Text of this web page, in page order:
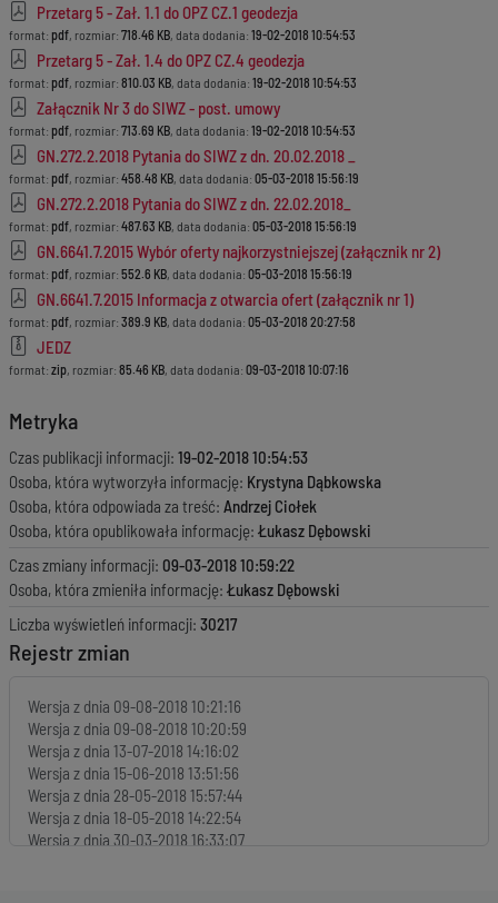
Przetarg 5 - Zał. 1.1 do OPZ CZ.1 geodezja
format: pdf, rozmiar: 718.46 KB, data dodania: 19-02-2018 10:54:53
Przetarg 5 - Zał. 1.4 do OPZ CZ.4 geodezja
format: pdf, rozmiar: 810.03 KB, data dodania: 19-02-2018 10:54:53
Załącznik Nr 3 do SIWZ - post. umowy
format: pdf, rozmiar: 713.69 KB, data dodania: 19-02-2018 10:54:53
GN.272.2.2018 Pytania do SIWZ z dn. 20.02.2018 _
format: pdf, rozmiar: 458.48 KB, data dodania: 05-03-2018 15:56:19
GN.272.2.2018 Pytania do SIWZ z dn. 22.02.2018_
format: pdf, rozmiar: 487.63 KB, data dodania: 05-03-2018 15:56:19
GN.6641.7.2015 Wybór oferty najkorzystniejszej (załącznik nr 2)
format: pdf, rozmiar: 552.6 KB, data dodania: 05-03-2018 15:56:19
GN.6641.7.2015 Informacja z otwarcia ofert (załącznik nr 1)
format: pdf, rozmiar: 389.9 KB, data dodania: 05-03-2018 20:27:58
JEDZ
format: zip, rozmiar: 85.46 KB, data dodania: 09-03-2018 10:07:16
Metryka
Czas publikacji informacji: 19-02-2018 10:54:53
Osoba, która wytworzyła informację: Krystyna Dąbkowska
Osoba, która odpowiada za treść: Andrzej Ciołek
Osoba, która opublikowała informację: Łukasz Dębowski
Czas zmiany informacji: 09-03-2018 10:59:22
Osoba, która zmieniła informację: Łukasz Dębowski
Liczba wyświetleń informacji: 30217
Rejestr zmian
Wersja z dnia 09-08-2018 10:21:16
Wersja z dnia 09-08-2018 10:20:59
Wersja z dnia 13-07-2018 14:16:02
Wersja z dnia 15-06-2018 13:51:56
Wersja z dnia 28-05-2018 15:57:44
Wersja z dnia 18-05-2018 14:22:54
Wersja z dnia 30-03-2018 16:33:07